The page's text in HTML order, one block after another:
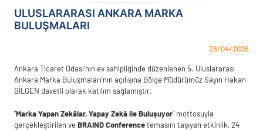
İLETIŞIM
ULUSLARARASI ANKARA MARKA
BULUŞMALARI
28/04/2026
Ankara Ticaret Odası'nın ev sahipliğinde düzenlenen 5. Uluslararası
Ankara Marka Buluşmaları'nın açılışına Bölge Müdürümüz Sayın Hakan
BİLGEN davetli olarak katılım sağlamıştır.
"Marka Yapan Zekâlar, Yapay Zekâ ile Buluşuyor" mottosuyla
gerçekleştirilen veBRAIND Conferencetemasını taşıyan etkinlik, 24